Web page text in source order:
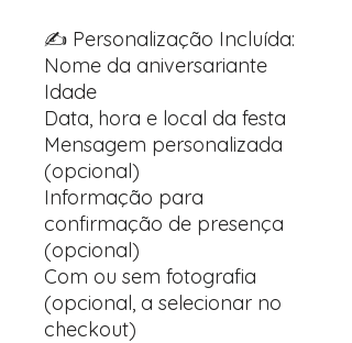
✍️ Personalização Incluída:
Nome da aniversariante
Idade
Data, hora e local da festa
Mensagem personalizada
(opcional)
Informação para
confirmação de presença
(opcional)
Com ou sem fotografia
(opcional, a selecionar no
checkout)